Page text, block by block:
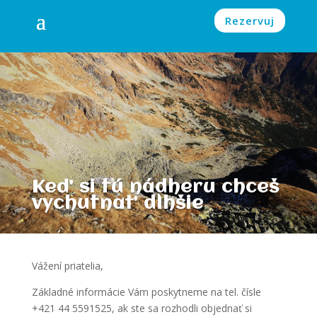
Rezervuj
Keď si tú nádheru chceš
vychutnať dlhšie
Vážení priatelia,
Základné informácie Vám poskytneme na tel. čísle
+421 44 5591525, ak ste sa rozhodli objednať si